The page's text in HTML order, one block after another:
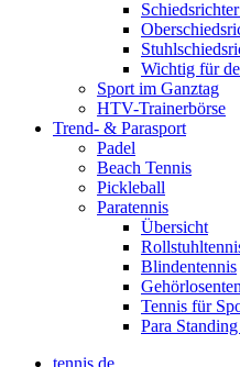
Wichtig für
Sport im Ganztag
HTV-Trainerbörse
Trend- & Parasport
Padel
Beach Tennis
Pickleball
Paratennis
Übersicht
Blindentennis
Tennis für
Para
tennis.de